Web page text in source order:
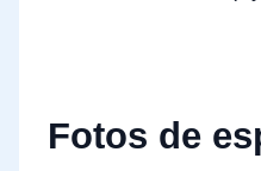
Fotos de